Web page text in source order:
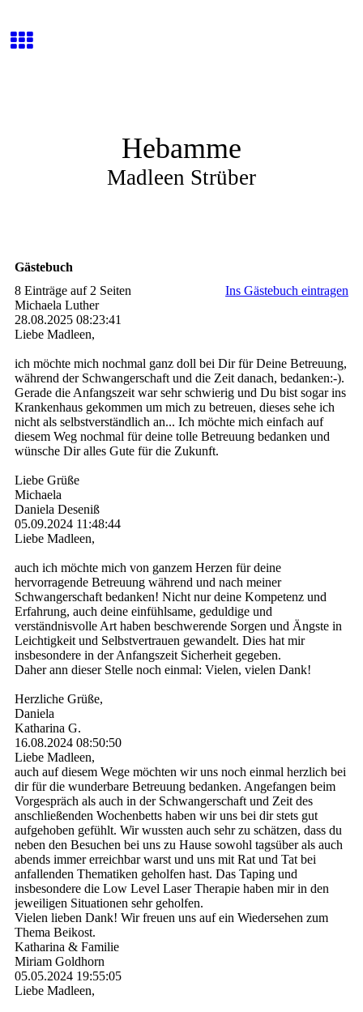
Hebamme
Madleen Strüber
Gästebuch
8 Einträge auf 2 Seiten
Ins Gästebuch eintragen
Michaela Luther
28.08.2025 08:23:41
Liebe Madleen,
ich möchte mich nochmal ganz doll bei Dir für Deine Betreuung,
während der Schwangerschaft und die Zeit danach, bedanken:-).
Gerade die Anfangszeit war sehr schwierig und Du bist sogar ins
Krankenhaus gekommen um mich zu betreuen, dieses sehe ich
nicht als selbstverständlich an... Ich möchte mich einfach auf
diesem Weg nochmal für deine tolle Betreuung bedanken und
wünsche Dir alles Gute für die Zukunft.
Liebe Grüße
Michaela
Daniela Deseniß
05.09.2024 11:48:44
Liebe Madleen,
auch ich möchte mich von ganzem Herzen für deine
hervorragende Betreuung während und nach meiner
Schwangerschaft bedanken! Nicht nur deine Kompetenz und
Erfahrung, auch deine einfühlsame, geduldige und
verständnisvolle Art haben beschwerende Sorgen und Ängste in
Leichtigkeit und Selbstvertrauen gewandelt. Dies hat mir
insbesondere in der Anfangszeit Sicherheit gegeben.
Daher ann dieser Stelle noch einmal: Vielen, vielen Dank!
Herzliche Grüße,
Daniela
Katharina G.
16.08.2024 08:50:50
Liebe Madleen,
auch auf diesem Wege möchten wir uns noch einmal herzlich bei
dir für die wunderbare Betreuung bedanken. Angefangen beim
Vorgespräch als auch in der Schwangerschaft und Zeit des
anschließenden Wochenbetts haben wir uns bei dir stets gut
aufgehoben gefühlt. Wir wussten auch sehr zu schätzen, dass du
neben den Besuchen bei uns zu Hause sowohl tagsüber als auch
abends immer erreichbar warst und uns mit Rat und Tat bei
anfallenden Thematiken geholfen hast. Das Taping und
insbesondere die Low Level Laser Therapie haben mir in den
jeweiligen Situationen sehr geholfen.
Vielen lieben Dank! Wir freuen uns auf ein Wiedersehen zum
Thema Beikost.
Katharina & Familie
Miriam Goldhorn
05.05.2024 19:55:05
Liebe Madleen,